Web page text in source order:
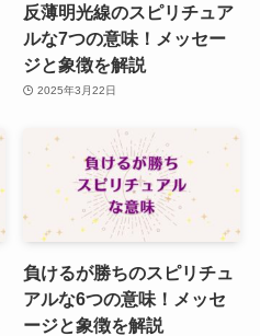
反薄明光線のスピリチュア
ルな7つの意味！メッセー
ジと象徴を解説
2025年3月22日
負けるが勝ちのスピリチュ
アルな6つの意味！メッセ
ージと象徴を解説